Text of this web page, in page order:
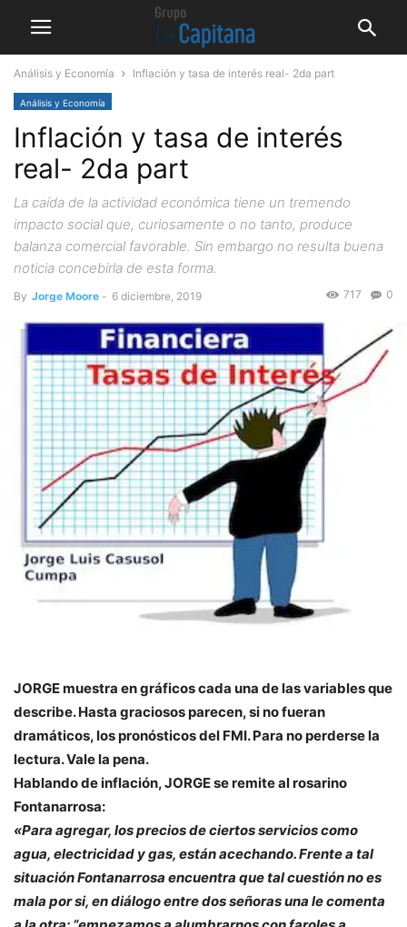
Análisis y Economía Inflación y tasa de interés real- 2da part
Análisis y Economía
Inflación y tasa de interés
real- 2da part
La caída de la actividad económica tiene un tremendo
impacto social que, curiosamente o no tanto, produce
balanza comercial favorable. Sin embargo no resulta buena
noticia concebirla de esta forma.
By Jorge Moore - 6 diciembre, 2019 0
717
JORGE muestra en gráficos cada una de las variables que
describe. Hasta graciosos parecen, si no fueran
dramáticos, los pronósticos del FMI. Para no perderse la
lectura. Vale la pena.
Hablando de inflación, JORGE se remite al rosarino
Fontanarrosa:
«Para agregar, los precios de ciertos servicios como
agua, electricidad y gas, están acechando. Frente a tal
situación Fontanarrosa encuentra que tal cuestión no es
mala por si, en diálogo entre dos señoras una le comenta